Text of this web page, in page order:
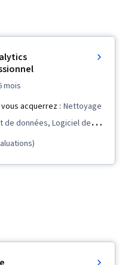
mois
acquerrez : Nettoyage
de données, Logiciel de
avec les
Structures de
données, Ggplot2,